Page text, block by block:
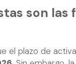
son
el plazo de